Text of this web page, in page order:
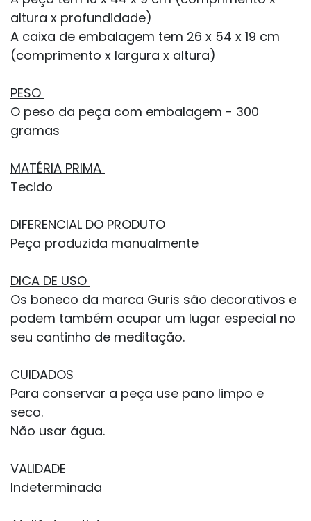
altura x profundidade)
A caixa de embalagem tem 26 x 54 x 19 cm
(comprimento x largura x altura)
PESO
O peso da peça com embalagem - 300
gramas
MATÉRIA PRIMA
Tecido
DIFERENCIAL DO PRODUTO
Peça produzida manualmente
DICA DE USO
Os boneco da marca Guris são decorativos e
podem também ocupar um lugar especial no
seu cantinho de meditação.
CUIDADOS
Para conservar a peça use pano limpo e
seco.
Não usar água.
VALIDADE
Indeterminada